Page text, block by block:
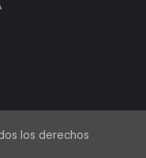
los derechos